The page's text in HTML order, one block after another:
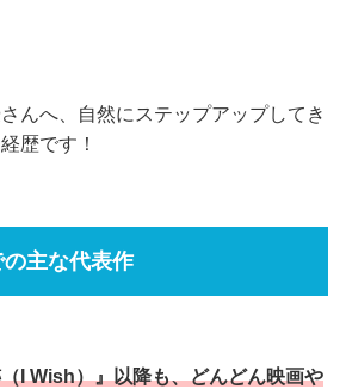
んへ、自然にステップアップしてき
歴です！
主な代表作
I Wish）』以降も、どんどん映画や